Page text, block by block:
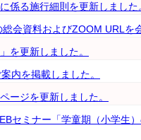
係る施行細則を更新しました
会資料およびZOOM URLを
を更新しました。
内を掲載しました。
ージを更新しました。
セミナー「学童期（小学生